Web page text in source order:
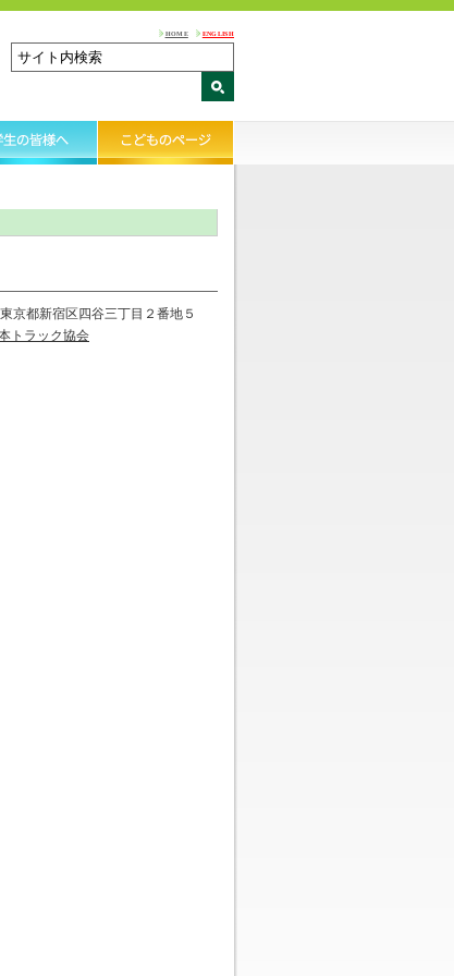
HOME ENGLISH
京都新宿区四谷三丁目２番地５
トラック協会